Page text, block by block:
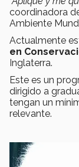
coordinadora
Ambiente
Actualmente
en
Inglaterra.
Este es un
dirigido a
tengan un
relevante.